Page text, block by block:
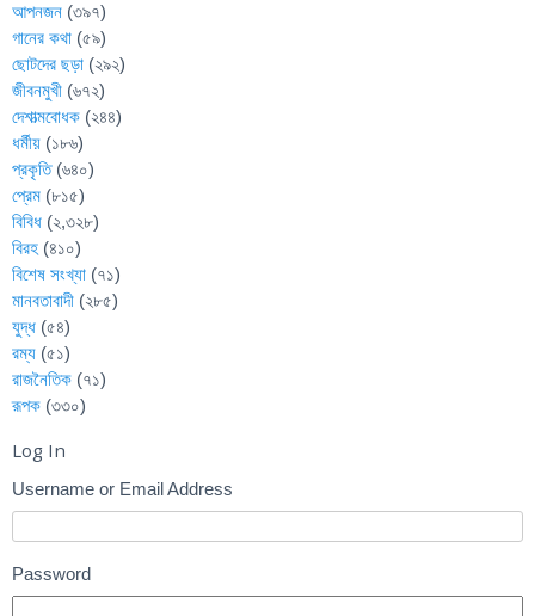
আপনজন (৩৯৭)
গানের কথা (৫৯)
ছোটদের ছড়া (২৯২)
জীবনমুখী (৬৭২)
দেশাত্মবোধক (২৪৪)
ধর্মীয় (১৮৬)
প্রকৃতি(৬৪০)
প্রেম (৮১৫)
বিবিধ (২,৩২৮)
বিরহ (৪১০)
বিশেষ সংখ্যা (৭১)
মানবতাবাদী (২৮৫)
যুদ্ধ (৫৪)
রম্য (৫১)
রাজনৈতিক (৭১)
রূপক (৩৩০)
Log In
Username or Email Address
Password